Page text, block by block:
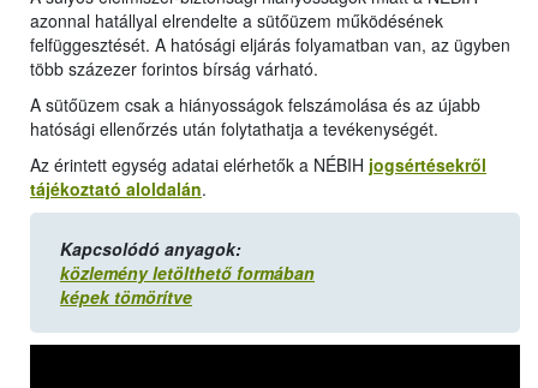
azonnal hatállyal elrendelte a sütőüzem működésének
felfüggesztését. A hatósági eljárás folyamatban van, az ügyben
több százezer forintos bírság várható.
A sütőüzem csak a hiányosságok felszámolása és az újabb
hatósági ellenőrzés után folytathatja a tevékenységét.
Az érintett egység adatai elérhetők a NÉBIH jogsértésekről
tájékoztató aloldalán.
Kapcsolódó anyagok:
közlemény letölthető formában
képek tömörítve